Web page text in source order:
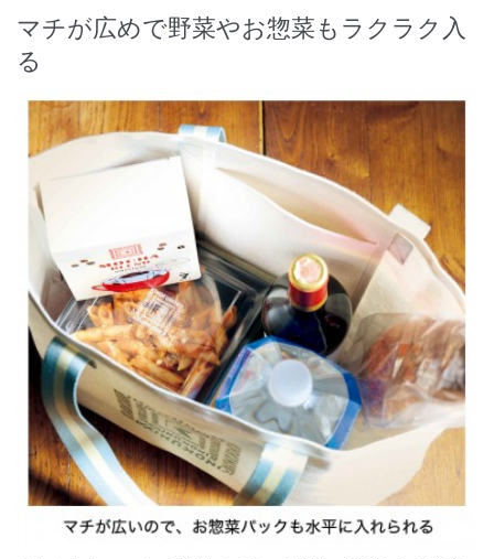
マチが広めで野菜やお惣菜もラクラク入
る